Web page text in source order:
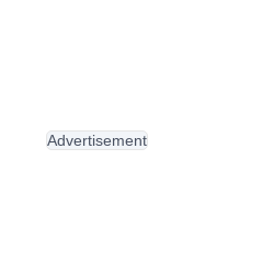
Advertisement